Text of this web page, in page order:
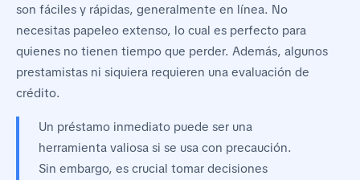
son fáciles y rápidas, generalmente en línea. No
necesitas papeleo extenso, lo cual es perfecto para
quienes no tienen tiempo que perder. Además, algunos
prestamistas ni siquiera requieren una evaluación de
crédito.
Un préstamo inmediato puede ser una
herramienta valiosa si se usa con precaución.
Sin embargo, es crucial tomar decisiones